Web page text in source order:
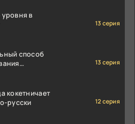
в
13 серия
способ
магии
13 серия
кокетничает
русски
12 серия